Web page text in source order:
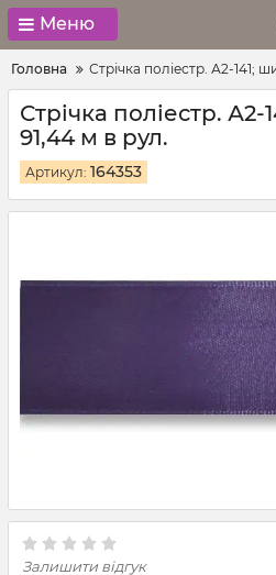
Меню
Головна Стрічка поліестр. А2-141;
Стрічка поліестр. А2-
91,44 м в рул.
Артикул: 164353
Залишити відгук